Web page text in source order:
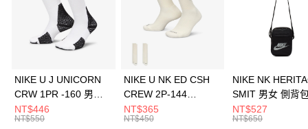
合作金庫商業銀行
第一商業銀行
華南商業銀行
彰化商業銀行
上海商業儲蓄銀行
元大商業銀行
Apple Pay
全盈+PAY
AFTEE先享後付
NIKE U J UNICORN
CRW 1PR -160 男女
中統襪 FZ3393100
NT$446
NT$550
NIKE U NK ED CSH
CREW 2P-144
EMBRDY 男女 短統襪
FZ3073133
NT$365
NT$450
NIKE NK
SMIT 男女 側背
BA5871010
NT$527
NT$650